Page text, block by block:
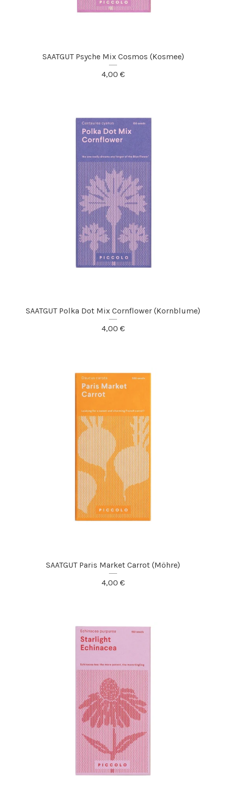
SAATGUT Psyche Mix Cosmos (Kosmee)
4,00 €
SAATGUT Polka Dot Mix Cornflower (Kornblume)
4,00 €
SAATGUT Paris Market Carrot (Möhre)
4,00 €